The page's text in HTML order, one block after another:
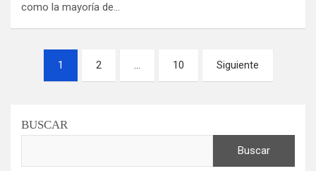
como la mayoría de…
Paginación
1 2 … 10 Siguiente
BUSCAR
Buscar